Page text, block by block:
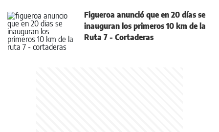
Figueroa anunció que en 20 días se
inauguran los primeros 10 km de la
Ruta 7 - Cortaderas